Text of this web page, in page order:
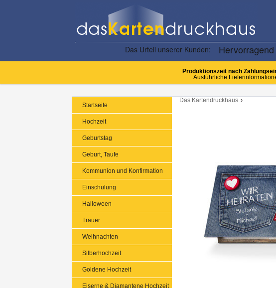
Produktionszeit nach
Ausführliche
Startseite
Hochzeit
Geburtstag
Geburt, Taufe
Kommunion und Konfirmation
Einschulung
Halloween
Trauer
Weihnachten
Silberhochzeit
Goldene Hochzeit
Eiserne & Diamantene Hochzeit
Das Kartendruckhaus ›